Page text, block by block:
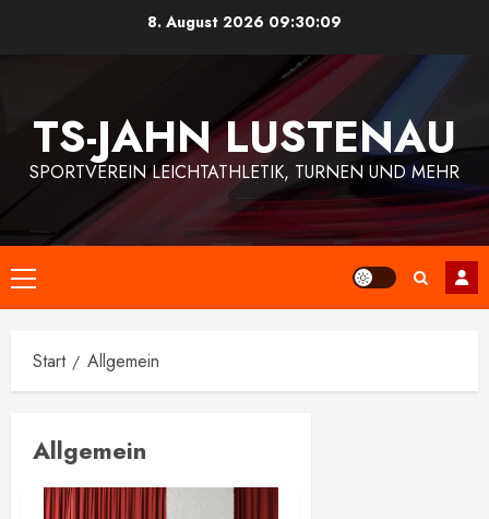
8. August 202609:30:10
TS-JAHN LUSTENAU
SPORTVEREIN LEICHTATHLETIK, TURNEN UND MEHR
Primäres
Menü
Start Allgemein
Allgemein